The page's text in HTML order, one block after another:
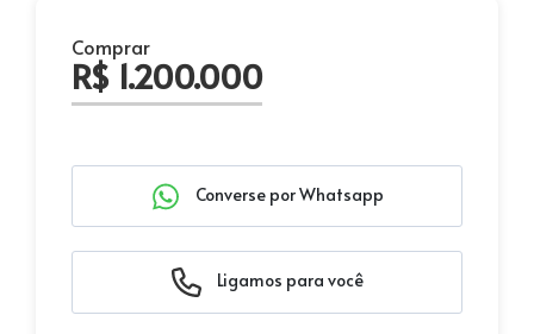
Comprar
R$ 1.200.000
Converse por Whatsapp
Ligamos para você